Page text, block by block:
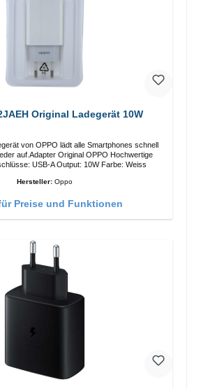
Original Ladegerät 10W
von OPPO lädt alle Smartphones schnell
Original OPPO Hochwertige
Verarbeitung Anschlüsse: USB-A Output: 10W Farbe: Weiss
Hersteller: Oppo
Preise und Funktionen